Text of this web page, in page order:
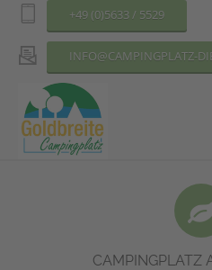
+49 (0)5633 / 5529
INFO@CAMPINGPLATZ-
CAMPINGPLATZ
Liegt direkt am Ufer des
und
MEHR